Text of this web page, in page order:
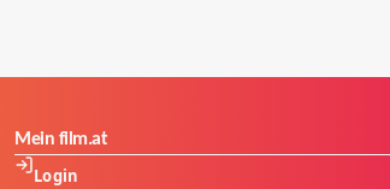
Mein film.at
Login